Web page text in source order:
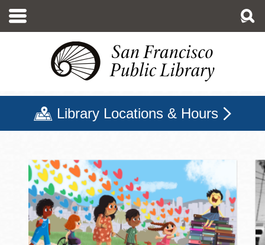
至
Library Locations & Hours
三藩市公立圖書館主頁